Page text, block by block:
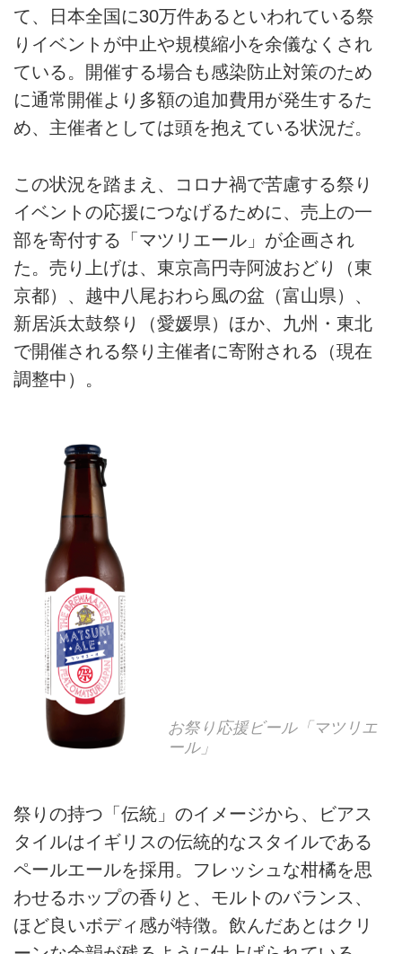
て、日本全国に30万件あるといわれている祭
りイベントが中止や規模縮小を余儀なくされ
ている。開催する場合も感染防止対策のため
に通常開催より多額の追加費用が発生するた
め、主催者としては頭を抱えている状況だ。
この状況を踏まえ、コロナ禍で苦慮する祭り
イベントの応援につなげるために、売上の一
部を寄付する「マツリエール」が企画され
た。売り上げは、東京高円寺阿波おどり（東
京都）、越中八尾おわら風の盆（富山県）、
新居浜太鼓祭り（愛媛県）ほか、九州・東北
で開催される祭り主催者に寄附される（現在
調整中）。
お祭り応援ビール「マツリエ
ール」
祭りの持つ「伝統」のイメージから、ビアス
タイルはイギリスの伝統的なスタイルである
ペールエールを採用。フレッシュな柑橘を思
わせるホップの香りと、モルトのバランス、
ほど良いボディ感が特徴。飲んだあとはクリ